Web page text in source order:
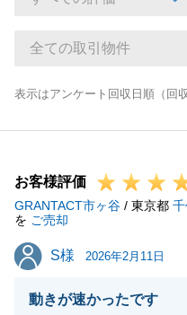
表示はアンケート回収日順（回
お客様評価
GRANTACT市ヶ谷 / 東京都
を ご売却
S様
S様 2026年2月11日
動きが速かったです